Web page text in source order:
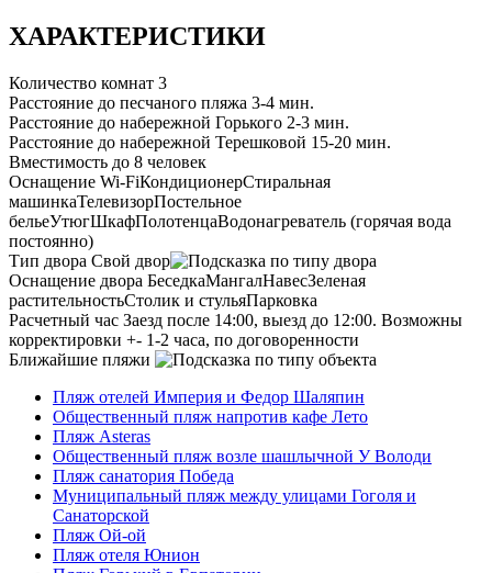
ХАРАКТЕРИСТИКИ
Количество комнат 3
Расстояние до песчаного пляжа 3-4 мин.
Расстояние до набережной Горького 2-3 мин.
Расстояние до набережной Терешковой 15-20 мин.
Вместимость до 8 человек
Оснащение Wi-FiКондиционерСтиральная
машинкаТелевизорПостельное
бельеУтюгШкафПолотенцаВодонагреватель (горячая вода
постоянно)
Тип двора Свой двор
Оснащение двора БеседкаМангалНавесЗеленая
растительностьСтолик и стульяПарковка
Расчетный час Заезд после 14:00, выезд до 12:00. Возможны
корректировки +- 1-2 часа, по договоренности
Ближайшие пляжи
Пляж отелей Империя и Федор Шаляпин
Общественный пляж напротив кафе Лето
Пляж Asteras
Общественный пляж возле шашлычной У Володи
Пляж санатория Победа
Муниципальный пляж между улицами Гоголя и
Санаторской
Пляж Ой-ой
Пляж отеля Юнион